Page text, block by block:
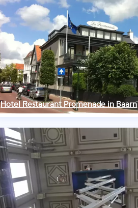
Hotel Restaurant Promenade in Baarn